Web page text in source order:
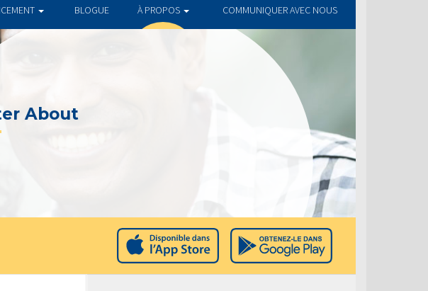
BLOGUE À PROPOS COMMUNIQUER AVEC NOUS
About